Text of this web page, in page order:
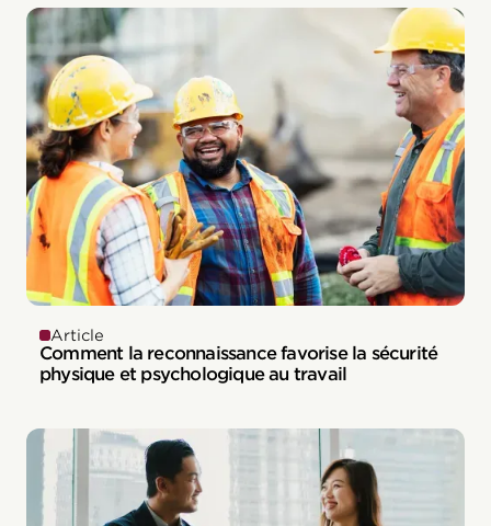
Article
Comment la reconnaissance favorise la sécurité
physique et psychologique au travail